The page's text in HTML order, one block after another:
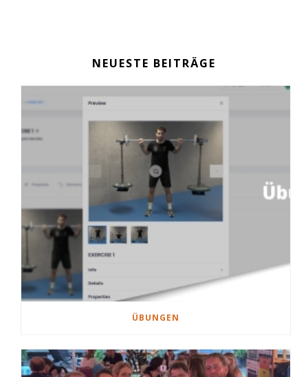
NEUESTE BEITRÄGE
ÜBUNGEN